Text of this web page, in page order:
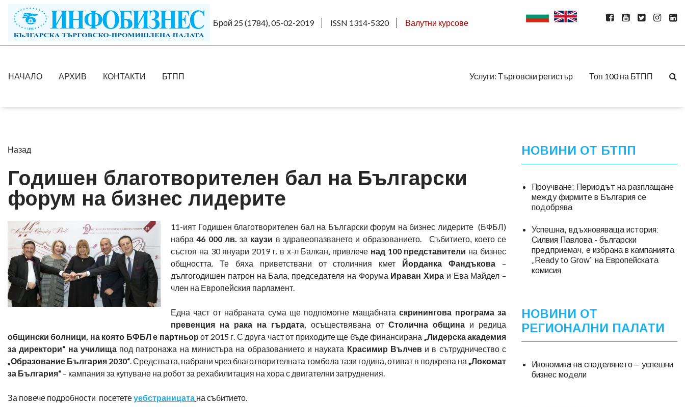
Брой 25 (1784), 05-02-2019 ISSN 1314-5320 Валутни курсове
НАЧАЛО АРХИВ КОНТАКТИ БТПП Услуги: Търговски регистър Топ 100 на БТПП
Назад
Годишен благотворителен бал на Български
форум на бизнес лидерите
11-ият Годишен благотворителен бал на Български форум на бизнес лидерите (БФБЛ)
набра46 000 лв. за каузи в здравеопазването и образованието.
Събитието, което се
състоя на 30 януари 2019 г. в х-л Балкан, привлече над 100 представители на бизнес
общността. Те бяха приветствани от столичния кмет Йорданка Фандъкова –
дългогодишен патрон на Бала, председателя на Форума Ираван Хира и Ева Майдел –
член на Европейския парламент.
Една част от набраната сума ще подпомогне мащабнатаскринингова програма за
превенция на рака на гърдата, осъществявана от Столична община и редица
общински болници, на която БФБЛ е партньорот 2015 г. С друга част от приходите ще бъде финансирана „Лидерска академия
за директори“ на училища под патронажа на министъра на образованието и науката Красимир Вълчеви в сътрудничество с
„Образование България 2030“. Средствата, набрани чрез благотворителната томбола тази година, отиват в подкрепа на „Локомат
за България“ – кампания за купуване на робот за рехабилитация на хора с двигателни затруднения.
За повече подробности посететеуебстраницата на събитието.
НОВИНИ ОТ БТПП
Проучване: Периодът на разплащане
между фирмите в България се
подобрява
Успешна, вдъхновяваща история:
Силвия Павлова - български
предприемач, е избрана в кампанията
„Ready to Grow” на Европейската
комисия
НОВИНИ ОТ
РЕГИОНАЛНИ ПАЛАТИ
Икономика на споделянето – успешни
бизнес модели